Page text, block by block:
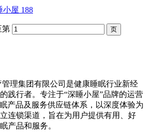
小屋 188
第
理集团有限公司是健康睡眠行业新经
践行者。专注于“深睡小屋”品牌的运营
产品及服务供应链体系，以深度体验为
连锁渠道，旨在为用户提供有用、好
产品和服务。